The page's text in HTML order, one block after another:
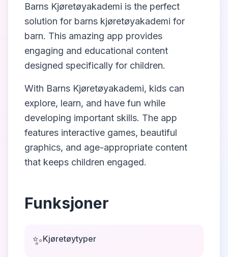
Barns Kjøretøyakademi is the perfect
solution for barns kjøretøyakademi for
barn. This amazing app provides
engaging and educational content
designed specifically for children.
With Barns Kjøretøyakademi, kids can
explore, learn, and have fun while
developing important skills. The app
features interactive games, beautiful
graphics, and age-appropriate content
that keeps children engaged.
Funksjoner
✨Kjøretøytyper